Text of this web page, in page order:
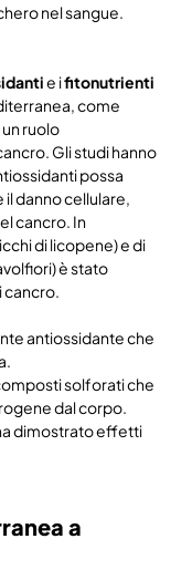
nel sangue.
e ifitonutrienti
come
ruolo
Gli studi hanno
possa
danno cellulare,
cancro. In
di licopene) e di
è stato
cancro.
antiossidante che
solforati che
dal corpo.
dimostrato effetti
a